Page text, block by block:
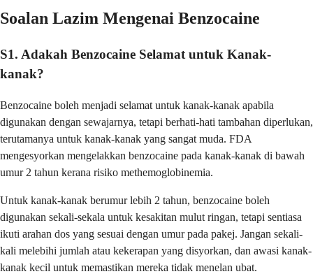
Soalan Lazim Mengenai Benzocaine
S1. Adakah Benzocaine Selamat untuk Kanak-
kanak?
Benzocaine boleh menjadi selamat untuk kanak-kanak apabila
digunakan dengan sewajarnya, tetapi berhati-hati tambahan diperlukan,
terutamanya untuk kanak-kanak yang sangat muda. FDA
mengesyorkan mengelakkan benzocaine pada kanak-kanak di bawah
umur 2 tahun kerana risiko methemoglobinemia.
Untuk kanak-kanak berumur lebih 2 tahun, benzocaine boleh
digunakan sekali-sekala untuk kesakitan mulut ringan, tetapi sentiasa
ikuti arahan dos yang sesuai dengan umur pada pakej. Jangan sekali-
kali melebihi jumlah atau kekerapan yang disyorkan, dan awasi kanak-
kanak kecil untuk memastikan mereka tidak menelan ubat.